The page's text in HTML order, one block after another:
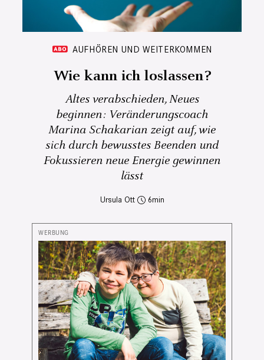
AUFHÖREN UND WEITERKOMMEN
Wie kann ich loslassen?
Altes verabschieden, Neues
beginnen: Veränderungscoach
Marina Schakarian zeigt auf, wie
sich durch bewusstes Beenden und
Fokussieren neue Energie gewinnen
lässt
Ursula Ott 6